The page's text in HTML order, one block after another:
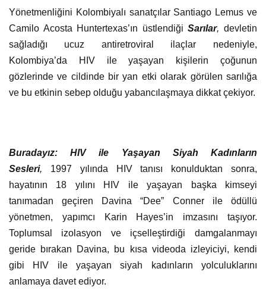
Yönetmenliğini Kolombiyalı sanatçılar Santiago Lemus ve
Camilo Acosta Huntertexas’ın üstlendiği Sarılar, devletin
sağladığı ucuz antiretroviral ilaçlar nedeniyle,
Kolombiya’da HIV ile yaşayan kişilerin çoğunun
gözlerinde ve cildinde bir yan etki olarak görülen sarılığa
ve bu etkinin sebep olduğu yabancılaşmaya dikkat çekiyor.
Buradayız: HIV ile Yaşayan Siyah Kadınların
Sesleri,
1997 yılında HIV tanısı konulduktan sonra,
hayatının 18 yılını HIV ile yaşayan başka kimseyi
tanımadan geçiren Davina “Dee” Conner ile ödüllü
yönetmen, yapımcı Karin Hayes’in imzasını taşıyor.
Toplumsal izolasyon ve içselleştirdiği damgalanmayı
geride bırakan Davina, bu kısa videoda izleyiciyi, kendi
gibi HIV ile yaşayan siyah kadınların yolculuklarını
anlamaya davet ediyor.